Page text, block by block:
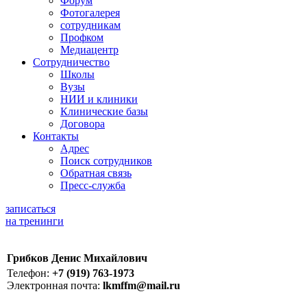
Фотогалерея
сотрудникам
Профком
Медиацентр
Сотрудничество
Школы
Вузы
НИИ и клиники
Клинические базы
Договора
Контакты
Адрес
Поиск сотрудников
Обратная связь
Пресс-служба
записаться
на тренинги
Грибков Денис Михайлович
Телефон: +7 (919) 763-1973
Электронная почта: lkmffm@mail.ru